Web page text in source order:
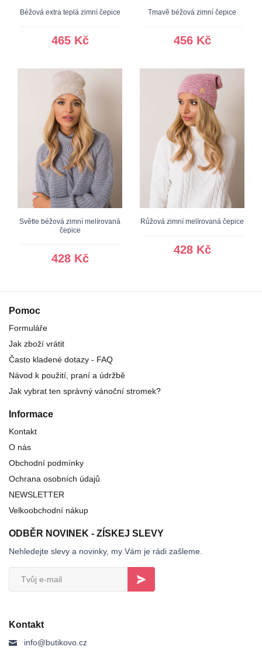
Béžová extra teplá zimní čepice
465 Kč
Tmavě béžová zimní čepice
456 Kč
Světle béžová zimní melírovaná
čepice
428 Kč
Růžová zimní melírovaná čepice
428 Kč
Pomoc
Formuláře
Jak zboží vrátit
Často kladené dotazy - FAQ
Návod k použití, praní a údržbě
Jak vybrat ten správný vánoční stromek?
Informace
Kontakt
O nás
Obchodní podmínky
Ochrana osobních údajů
NEWSLETTER
Velkoobchodní nákup
ODBĚR NOVINEK - ZÍSKEJ SLEVY
Nehledejte slevy a novinky, my Vám je rádi zašleme.
Kontakt
info@butikovo.cz